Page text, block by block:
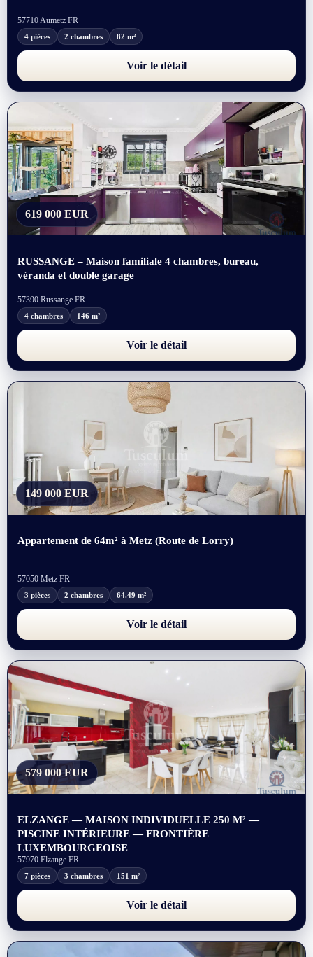
57710 Aumetz FR
4 pièces 2 chambres 82 m²
Voir le détail
619 000 EUR
RUSSANGE – Maison familiale 4 chambres, bureau,
véranda et double garage
57390 Russange FR
4 chambres 146 m²
Voir le détail
149 000 EUR
Appartement de 64m² à Metz (Route de Lorry)
57050 Metz FR
3 pièces 2 chambres 64.49 m²
Voir le détail
579 000 EUR
ELZANGE — MAISON INDIVIDUELLE 250 M² —
PISCINE INTÉRIEURE — FRONTIÈRE
LUXEMBOURGEOISE
57970 Elzange FR
7 pièces 3 chambres 151 m²
Voir le détail